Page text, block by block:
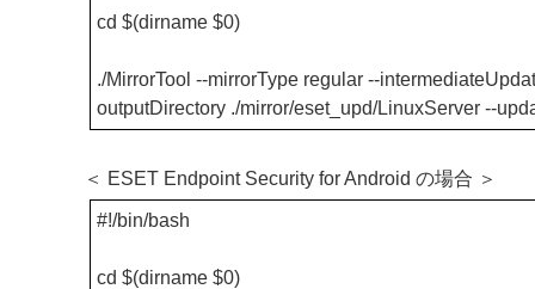
cd $(dirname $0)
./MirrorTool --mirrorType regular --
outputDirectory ./mirror/eset_upd/LinuxServer --
＜ ESET Endpoint Security for Android の場合 ＞
#!/bin/bash
cd $(dirname $0)